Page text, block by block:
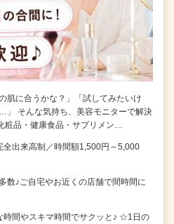
肌に合うかな？」「試してみたいけ
」 そんな気持ち、美容モニターで解決
粧品・健康食品・サプリメン…
全出来高制／時間額1,500円～5,000
♪ご自宅やお近くの店舗で間時間に
時間やスキマ時間でサクッと♪ ☆1日の